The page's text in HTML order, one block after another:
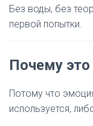
Без воды, без
первой попытки.
Почему это
Потому что
используется,